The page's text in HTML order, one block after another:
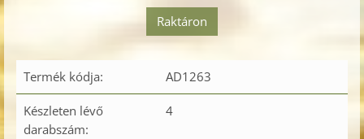
Raktáron
Termék kódja: AD1263
Készleten lévő
darabszám:
4